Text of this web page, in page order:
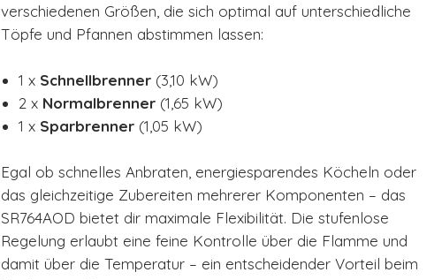
verschiedenen Größen, die sich optimal auf unterschiedliche
Töpfe und Pfannen abstimmen lassen:
1 x Schnellbrenner (3,10 kW)
2 x Normalbrenner (1,65 kW)
1 x Sparbrenner (1,05 kW)
Egal ob schnelles Anbraten, energiesparendes Köcheln oder
das gleichzeitige Zubereiten mehrerer Komponenten – das
SR764AOD bietet dir maximale Flexibilität. Die stufenlose
Regelung erlaubt eine feine Kontrolle über die Flamme und
damit über die Temperatur – ein entscheidender Vorteil beim